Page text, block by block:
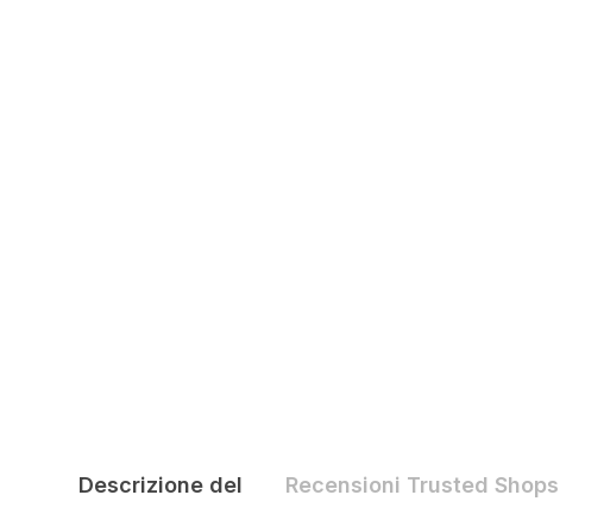
Descrizione del Recensioni Trusted Shops